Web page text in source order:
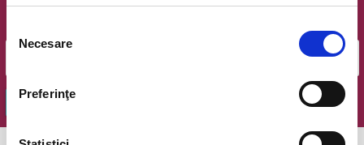
consimțământului
Necesare
Preferinţe
OK